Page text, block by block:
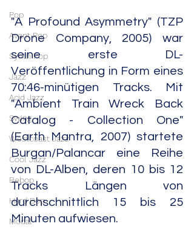
Pop
Avant Pop
Synth Pop
Jazz
Acid Jazz
Swing
Westcoast Jazz
Cool Jazz
Bebop
Hard Bop
Modal
"A Profound Asymmetry" (TZP
Drone Company, 2005) war
seine erste DL-
Veröffentlichung in Form eines
70:46-minütigen Tracks. Mit
"Ambient Train Wreck Back
Catalog - Collection One"
(Earth Mantra, 2007) startete
Burgan/Palancar eine Reihe
von DL-Alben, deren 10 bis 12
Tracks Längen von
durchschnittlich 15 bis 25
Minuten aufwiesen.